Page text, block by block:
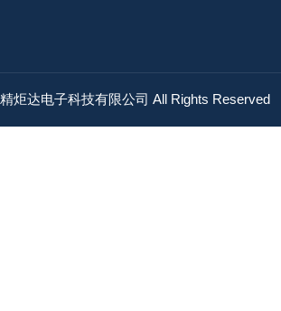
炬达电子科技有限公司 All Rights Reserved